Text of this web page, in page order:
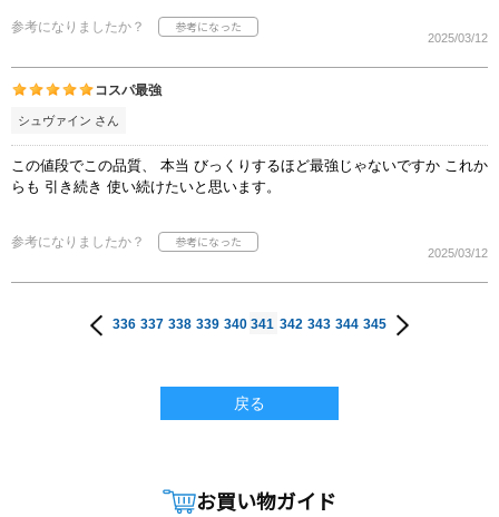
参考になりましたか？
2025/03/12
コスパ最強
シュヴァイン さん
この値段でこの品質、 本当 びっくりするほど最強じゃないですか これか
らも 引き続き 使い続けたいと思います。
参考になりましたか？
2025/03/12
336 337 338 339 340 341 342 343 344 345
戻る
お買い物ガイド